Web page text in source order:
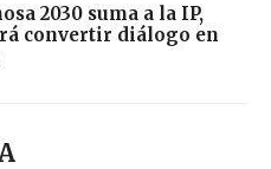
2030 suma a la IP,
convertir diálogo en